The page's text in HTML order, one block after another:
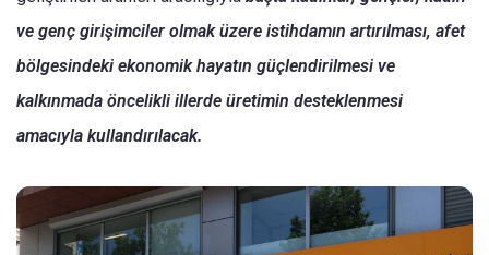
ve genç girişimciler olmak üzere istihdamın artırılması, afet
bölgesindeki ekonomik hayatın güçlendirilmesi ve
kalkınmada öncelikli illerde üretimin desteklenmesi
amacıyla kullandırılacak.